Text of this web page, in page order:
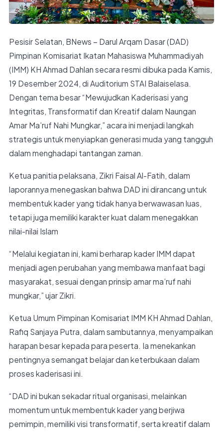
Pesisir Selatan, BNews – Darul Arqam Dasar (DAD)
Pimpinan Komisariat Ikatan Mahasiswa Muhammadiyah
(IMM) KH Ahmad Dahlan secara resmi dibuka pada Kamis,
19 Desember 2024, di Auditorium STAI Balaiselasa.
Dengan tema besar “Mewujudkan Kaderisasi yang
Integritas, Transformatif dan Kreatif dalam Naungan
Amar Ma’ruf Nahi Mungkar,” acara ini menjadi langkah
strategis untuk menyiapkan generasi muda yang tangguh
dalam menghadapi tantangan zaman.
Ketua panitia pelaksana, Zikri Faisal Al-Fatih, dalam
laporannya menegaskan bahwa DAD ini dirancang untuk
membentuk kader yang tidak hanya berwawasan luas,
tetapi juga memiliki karakter kuat dalam menegakkan
nilai-nilai Islam
“Melalui kegiatan ini, kami berharap kader IMM dapat
menjadi agen perubahan yang membawa manfaat bagi
masyarakat, sesuai dengan prinsip amar ma’ruf nahi
mungkar,” ujar Zikri.
Ketua Umum Pimpinan Komisariat IMM KH Ahmad Dahlan,
Rafiq Sanjaya Putra, dalam sambutannya, menyampaikan
harapan besar kepada para peserta. Ia menekankan
pentingnya semangat belajar dan keterbukaan dalam
proses kaderisasi ini.
“DAD ini bukan sekadar ritual organisasi, melainkan
momentum untuk membentuk kader yang berjiwa
pemimpin, memiliki visi transformatif, serta kreatif dalam